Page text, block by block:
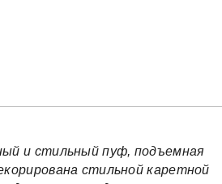
и стильный пуф, подъемная
стильной каретной